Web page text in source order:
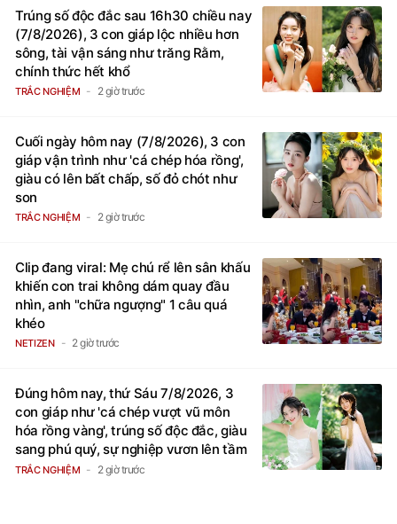
Trúng số độc đắc sau 16h30 chiều nay
(7/8/2026), 3 con giáp lộc nhiều hơn
sông, tài vận sáng như trăng Rằm,
chính thức hết khổ
TRẮC NGHIỆM 2 giờ trước
Cuối ngày hôm nay (7/8/2026), 3 con
giáp vận trình như 'cá chép hóa rồng',
giàu có lên bất chấp, số đỏ chót như
son
TRẮC NGHIỆM 2 giờ trước
Clip đang viral: Mẹ chú rể lên sân khấu
khiến con trai không dám quay đầu
nhìn, anh "chữa ngượng" 1 câu quá
khéo
NETIZEN 2 giờ trước
Đúng hôm nay, thứ Sáu 7/8/2026, 3
con giáp như 'cá chép vượt vũ môn
hóa rồng vàng', trúng số độc đắc, giàu
sang phú quý, sự nghiệp vươn lên tầm
cao mới
TRẮC NGHIỆM 2 giờ trước